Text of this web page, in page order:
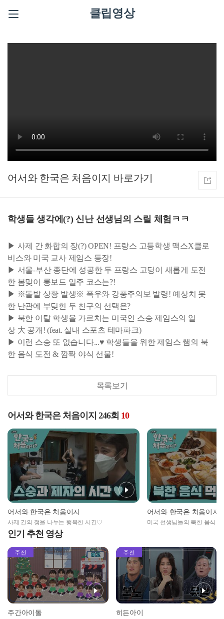
클립영상
어서와 한국은 처음이지
학생들 생각에(?) 신난 선생님의 스릴 체험ㅋㅋ
▶ 사제 간 화합의 장(?) OPEN! 프랑스 고등학생 맥스X클로
비스와 미국 교사 제임스 등장!
▶ 서울-부산 종단에 성공한 두 프랑스 고딩이 새롭게 도전
한 봄맞이 롱보드 일주 코스는?!
▶ ※돌발 상황 발생※ 폭우와 강풍주의보 발령! 예상치 못
한 난관에 부딪힌 두 친구의 선택은?
▶ 북한 이탈 학생을 가르치는 미국인 스승 제임스의 일
상 大 공개! (feat. 실내 스포츠 테마파크)
▶ 이런 스승 또 없습니다...♥ 학생들을 위한 제임스 쌤의 북
한 음식 도전 & 깜짝 야식 선물!
목록보기
어서와 한국은 처음이지 246회 10
어서와 한국은 처음이지
사제 간의 정을 나누는 행복한 시간♡
어서와 한국은 처음이지
미국 선생님들의 북한 음식
인기 추천 영상
추천
주간아이돌
추천
히든아이